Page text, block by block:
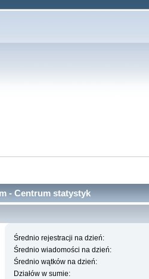
- Centrum statystyk
Średnio rejestracji na dzień:
Średnio wiadomości na dzień:
Średnio wątków na dzień:
Działów w sumie: